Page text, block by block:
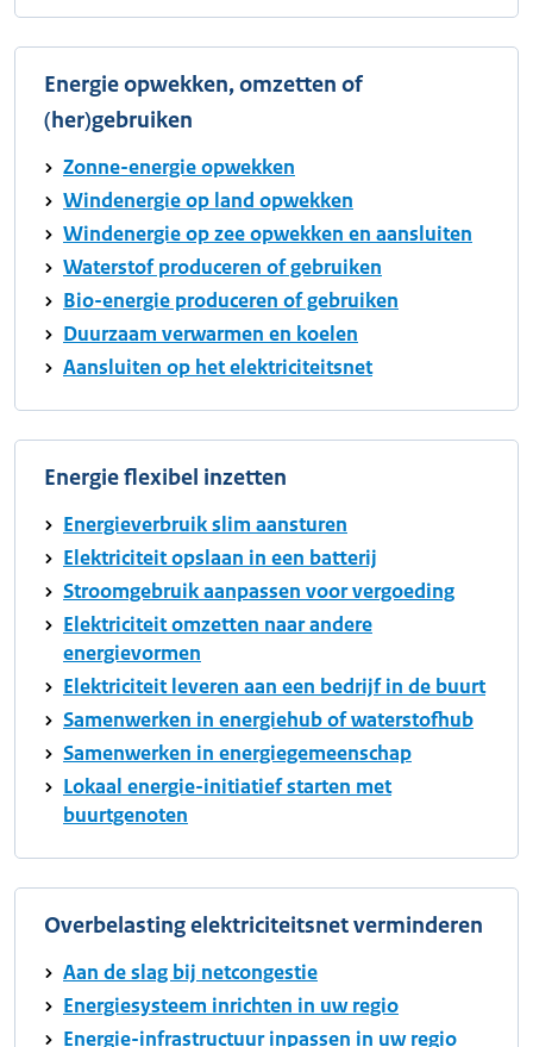
Energie opwekken, omzetten of
(her)gebruiken
Zonne-energie opwekken
Windenergie op land opwekken
Windenergie op zee opwekken en aansluiten
Waterstof produceren of gebruiken
Bio-energie produceren of gebruiken
Duurzaam verwarmen en koelen
Aansluiten op het elektriciteitsnet
Energie flexibel inzetten
Energieverbruik slim aansturen
Elektriciteit opslaan in een batterij
Stroomgebruik aanpassen voor vergoeding
Elektriciteit omzetten naar andere
energievormen
Elektriciteit leveren aan een bedrijf in de buurt
Samenwerken in energiehub of waterstofhub
Samenwerken in energiegemeenschap
Lokaal energie-initiatief starten met
buurtgenoten
Overbelasting elektriciteitsnet verminderen
Aan de slag bij netcongestie
Energiesysteem inrichten in uw regio
Energie-infrastructuur inpassen in uw regio